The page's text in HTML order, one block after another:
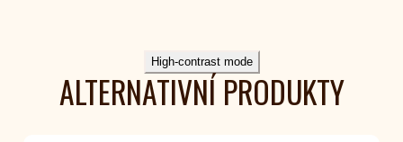
High-contrast mode
ALTERNATIVNÍ PRODUKTY